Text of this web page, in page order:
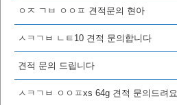
ㅇㅈ ㄱㅂ ㅇㅇㅍ 견적문의 현아
ㅅㅋㄱㅂ ㄴㅌ10 견적 문의합니다
견적 문의 드립니다
ㅅㅋㄱㅂ ㅇㅇㅍxs 64g 견적 문의드려요